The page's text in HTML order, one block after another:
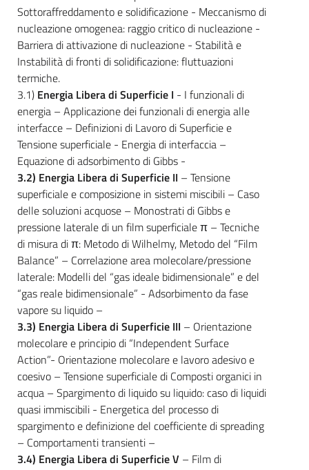
Sottoraffreddamento e solidificazione - Meccanismo di
nucleazione omogenea: raggio critico di nucleazione -
Barriera di attivazione di nucleazione - Stabilità e
Instabilità di fronti di solidificazione: fluttuazioni
termiche.
3.1) Energia Libera di Superficie I - I funzionali di
energia – Applicazione dei funzionali di energia alle
interfacce – Definizioni di Lavoro di Superficie e
Tensione superficiale - Energia di interfaccia –
Equazione di adsorbimento di Gibbs -
3.2) Energia Libera di Superficie II – Tensione
superficiale e composizione in sistemi miscibili – Caso
delle soluzioni acquose – Monostrati di Gibbs e
pressione laterale di un film superficiale π – Tecniche
di misura di π: Metodo di Wilhelmy, Metodo del “Film
Balance” – Correlazione area molecolare/pressione
laterale: Modelli del “gas ideale bidimensionale” e del
“gas reale bidimensionale” - Adsorbimento da fase
vapore su liquido –
3.3) Energia Libera di Superficie III – Orientazione
molecolare e principio di “Independent Surface
Action”- Orientazione molecolare e lavoro adesivo e
coesivo – Tensione superficiale di Composti organici in
acqua – Spargimento di liquido su liquido: caso di liquidi
quasi immiscibili - Energetica del processo di
spargimento e definizione del coefficiente di spreading
– Comportamenti transienti –
3.4) Energia Libera di Superficie V – Film di